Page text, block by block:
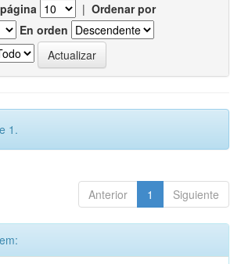
| Ordenar por
En orden
1.
Anterior 1 Siguiente